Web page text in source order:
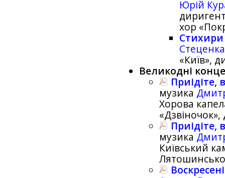
Юрій
хор
Стеценка
«Київ»,
Великодні
Приідіте,
музика
Хорова
Приідіте,
музика
Київський